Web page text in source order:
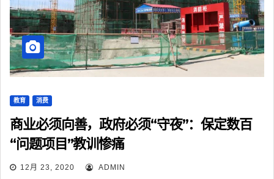
教育 消费
商业必须向善，政府必须“守夜”：保定数百
“问题项目”教训惨痛
12月 23, 2020 ADMIN